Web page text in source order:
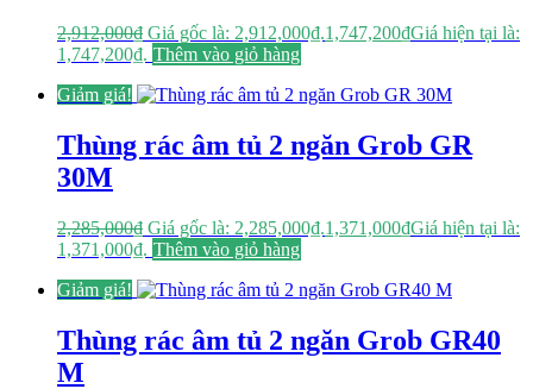
2,912,000₫ Giá gốc là: 2,912,000₫.1,747,200₫Giá hiện tại là:
1,747,200₫. Thêm vào giỏ hàng
Giảm giá!
Thùng rác âm tủ 2 ngăn Grob GR
30M
2,285,000₫ Giá gốc là: 2,285,000₫.1,371,000₫Giá hiện tại là:
1,371,000₫. Thêm vào giỏ hàng
Giảm giá!
Thùng rác âm tủ 2 ngăn Grob GR40
M